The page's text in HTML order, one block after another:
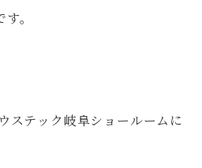
。
ステック岐阜ショールームに